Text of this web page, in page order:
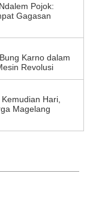
Pojok:
Gagasan
Karno dalam
Revolusi
Hari,
Magelang